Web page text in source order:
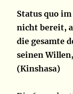
Status quo
nicht bereit,
die gesamte
seinen
(Kinshasa)